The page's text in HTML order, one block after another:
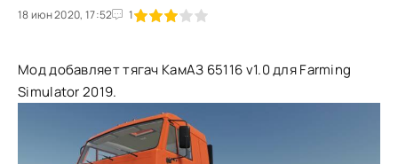
18 июн 2020, 17:52 1
1 2 3 4 5
Мод добавляет тягач КамАЗ 65116 v1.0 для Farming
Simulator 2019.